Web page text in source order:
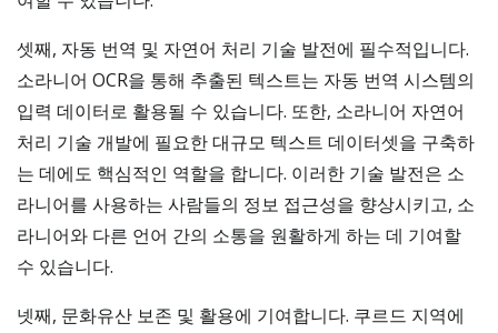
셋째, 자동 번역 및 자연어 처리 기술 발전에 필수적입니다.
소라니어 OCR을 통해 추출된 텍스트는 자동 번역 시스템의
입력 데이터로 활용될 수 있습니다. 또한, 소라니어 자연어
처리 기술 개발에 필요한 대규모 텍스트 데이터셋을 구축하
는 데에도 핵심적인 역할을 합니다. 이러한 기술 발전은 소
라니어를 사용하는 사람들의 정보 접근성을 향상시키고, 소
라니어와 다른 언어 간의 소통을 원활하게 하는 데 기여할
수 있습니다.
넷째, 문화유산 보존 및 활용에 기여합니다. 쿠르드 지역에